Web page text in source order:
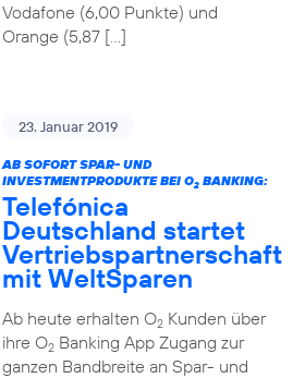
Vodafone (6,00 Punkte) und
Orange (5,87 […]
23. Januar 2019
AB SOFORT SPAR- UND
INVESTMENTPRODUKTE BEI O2BANKING:
Telefónica
Deutschland startet
Vertriebspartnerschaft
mit WeltSparen
Ab heute erhalten O2Kunden über
ihre O2Banking App Zugang zur
ganzen Bandbreite an Spar- und